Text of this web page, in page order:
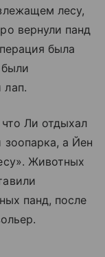
лесу,
вернули панд
была
были
лап.
Ли отдыхал
а Йен
Животных
панд, после